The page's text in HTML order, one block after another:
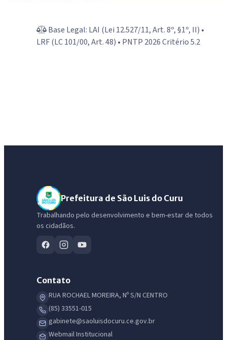
Base Legal: LAI (Lei 12.527/11, Art. 8º, §1º, II) •
LRF (LC 101/00, Art. 48) • PNTP 2026 Critério 5.2
Prefeitura de São Luis do Curu
Trabalhando pelo desenvolvimento e bem-estar de todos
os cidadãos.
Contato
RUA ROCHAEL MOREIRA, Nº S/N CENTRO
(85) 33551-015
gabinete@saoluisdocuru.ce.gov.br
Webmail Institucional